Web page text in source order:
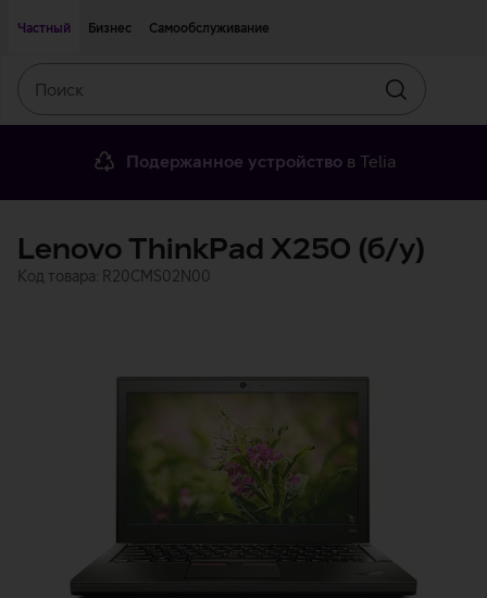
Частный
Бизнес Самообслуживание
Искать
Подержанное устройство в Telia
Lenovo ThinkPad X250 (б/у)
Код товара: R20CMS02N00